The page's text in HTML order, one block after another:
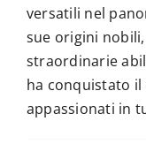
versatili nel
sue origini
straordinarie
ha conquistato
appassionati in